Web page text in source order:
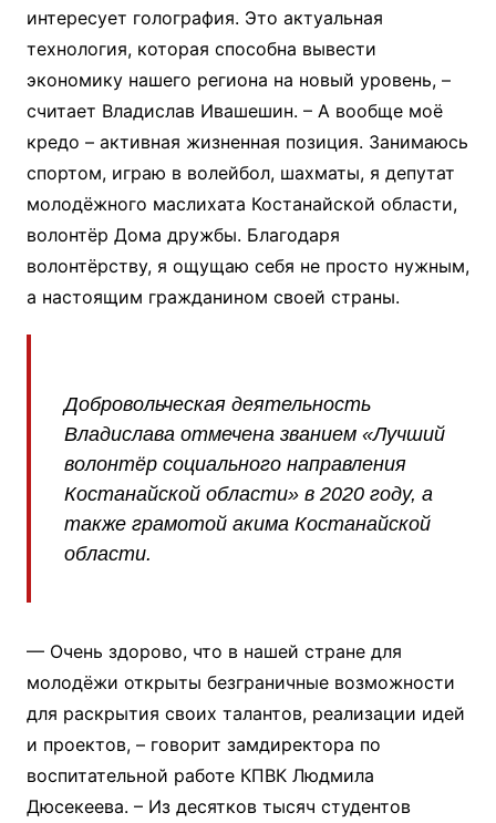
интересует голография. Это актуальная
технология, которая способна вывести
экономику нашего региона на новый уровень, –
считает Владислав Ивашешин. – А вообще моё
кредо – активная жизненная позиция. Занимаюсь
спортом, играю в волейбол, шахматы, я депутат
молодёжного маслихата Костанайской области,
волонтёр Дома дружбы. Благодаря
волонтёрству, я ощущаю себя не просто нужным,
а настоящим гражданином своей страны.
Добровольческая деятельность
Владислава отмечена званием «Лучший
волонтёр социального направления
Костанайской области» в 2020 году, а
также грамотой акима Костанайской
области.
— Очень здорово, что в нашей стране для
молодёжи открыты безграничные возможности
для раскрытия своих талантов, реализации идей
и проектов, – говорит замдиректора по
воспитательной работе КПВК Людмила
Дюсекеева. – Из десятков тысяч студентов